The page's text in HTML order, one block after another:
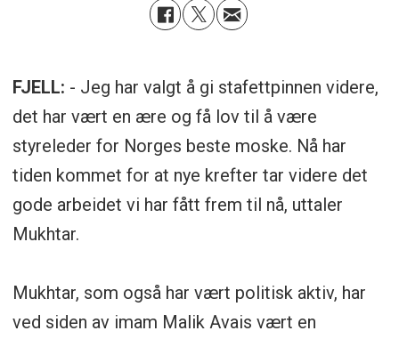
FJELL: - Jeg har valgt å gi stafettpinnen videre,
det har vært en ære og få lov til å være
styreleder for Norges beste moske. Nå har
tiden kommet for at nye krefter tar videre det
gode arbeidet vi har fått frem til nå, uttaler
Mukhtar.
Mukhtar, som også har vært politisk aktiv, har
ved siden av imam Malik Avais vært en